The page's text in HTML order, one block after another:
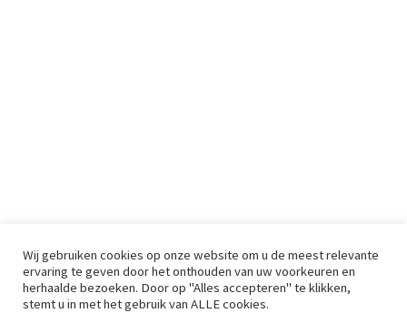
Wij gebruiken cookies op onze website om u de meest relevante
ervaring te geven door het onthouden van uw voorkeuren en
herhaalde bezoeken. Door op "Alles accepteren" te klikken,
stemt u in met het gebruik van ALLE cookies.